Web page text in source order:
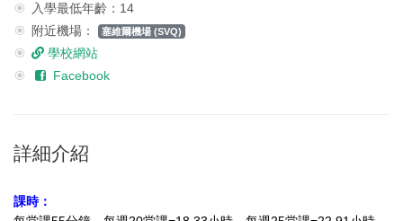
入學最低年齡：14
附近機場：
塞維爾機場 (SVQ)
學校網站
Facebook
詳細介紹
課時：